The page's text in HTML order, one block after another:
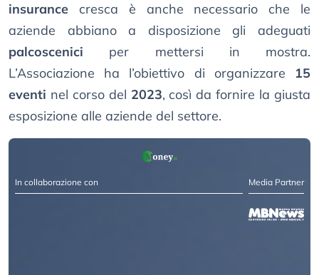
insurance cresca è anche necessario che le
aziende abbiano a disposizione gli adeguati
palcoscenici per mettersi in mostra.
L’Associazione ha l’obiettivo di organizzare 15
eventi nel corso del 2023, così da fornire la giusta
esposizione alle aziende del settore.
In collaborazione con Media Partner